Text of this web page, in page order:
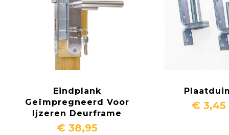
Eindplank
Geïmpregneerd Voor
Ijzeren Deurframe
€ 38,95
€ 3,45